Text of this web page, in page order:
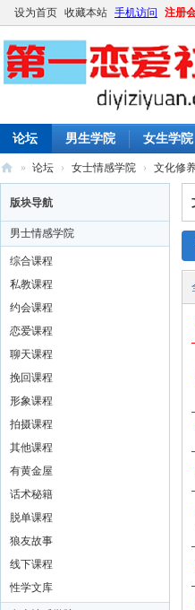
设为首页 收藏本站 手机访问 注册
论坛 男生学院 女生学院
一
恋
撩
妹
撩
汉
房
社
区
» 论坛 › 女士情感学院 › 文化修
版块导航
男士情感学院
综合课程
私教课程
约会课程
恋爱课程
聊天课程
挽回课程
形象课程
拍摄课程
其他课程
有黄金屋
话术秘籍
脱单课程
狼友故事
线下课程
性学文库